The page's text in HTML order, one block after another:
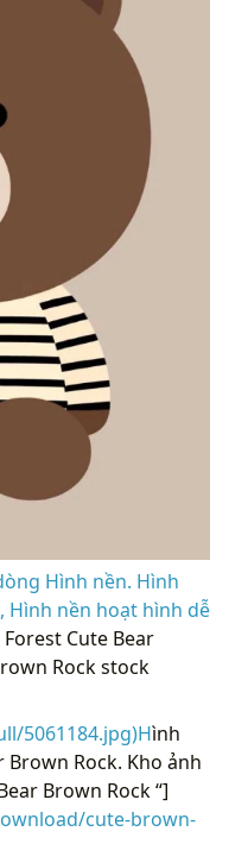
Hình nền. Hình
Hình nền hoạt hình dễ
Cute Bear
Rock stock
5061184.jpg)Hình
Brown Rock. Kho ảnh
Brown Rock “]
cute-brown-